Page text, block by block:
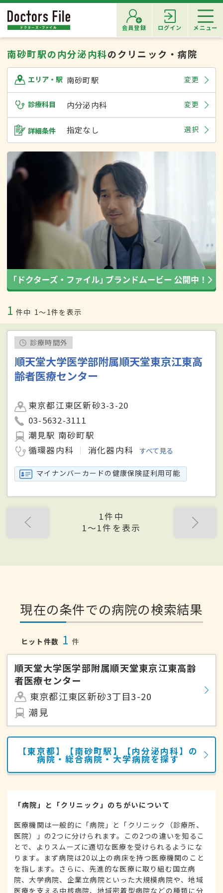
会員登録 ログイン メニュー
南砂町駅の内分泌内科のクリニック・病院
エリア・駅 南砂町駅 変更
診療科目 内分泌内科 変更
詳細条件 指定なし 選択
1 件中 1〜1件を表示
診療時間外
順天堂大学医学部附属順天堂東京江東高
齢者医療センター
東京都江東区新砂3-3-20
03-5632-3111
潮見駅 南砂町駅
循環器内科
消化器内科 すべて見る
マイナンバーカードの健康保険証利用可能
1件中
1〜1件を表示
現在の条件での病院の検索結果
ヒット件数 1 件
順天堂大学医学部附属順天堂東京江東高齢
者医療センター
東京都江東区新砂3丁目3-20
潮見
【東京都】【南砂町駅】【内分泌内科】の
病院・総合病院・大学病院を探す
「病院」と「クリニック」のちがいについて
医療機関は一般的に「病院」と「クリニック（診療所、
医院）」の2つに分けられます。この2つの違いを知るこ
とで、よりスムーズに適切な医療を受けられるようにな
ります。まず病院は20以上の病床を持つ医療機関のこと
を指します。さらに、先進的な医療に取り組む国立病
院、大学病院、企業立病院といった大規模病院や、地域
医療を支える中核病院、地域密着型病院などの種類に分